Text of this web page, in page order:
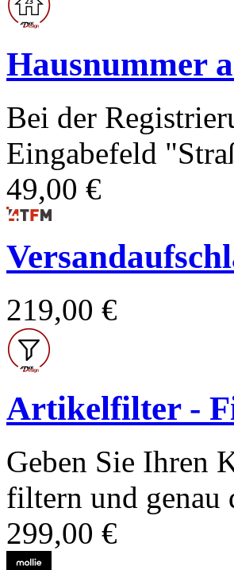
Hausnummer
Bei der
Eingabefeld
49,00 €
219,00 €
Artikelfilter -
Geben Sie Ihren
filtern und genau
299,00 €